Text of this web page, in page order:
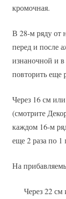
кромочная.
В 28-м ряду от
перед и после
изнаночной и
повторить еще
Через 16 см
(смотрите
каждом 16-м
еще 2 раза по 1
На
Через 22 см